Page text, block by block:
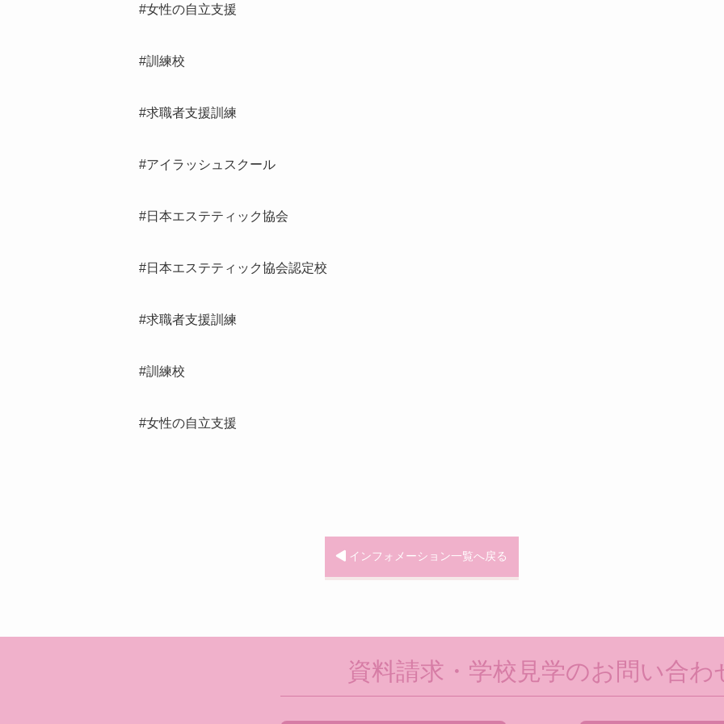
#女性の自立支援
#訓練校
#求職者支援訓練
#アイラッシュスクール
#日本エステティック協会
#日本エステティック協会認定校
#求職者支援訓練
#訓練校
#女性の自立支援
インフォメーション一覧へ戻る
資料請求・学校見学のお問い合わ